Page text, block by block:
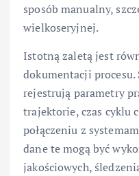
sposób manualny,
wielkoseryjnej.
Istotną zaletą jest
dokumentacji
rejestrują parametry
trajektorie, czas cyklu
połączeniu z
dane te mogą być
jakościowych,